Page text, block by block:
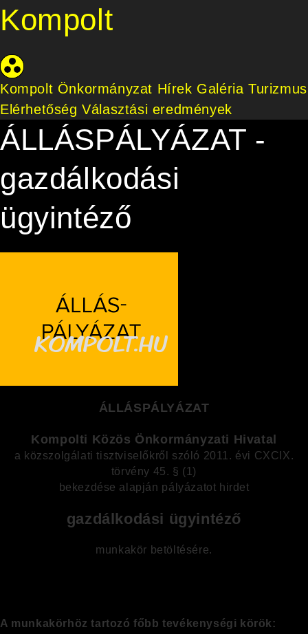
Kompolt
Kompolt Önkormányzat Hírek Galéria Turizmus
Elérhetőség Választási eredmények
ÁLLÁSPÁLYÁZAT -
gazdálkodási
ügyintéző
ÁLLÁSPÁLYÁZAT
Kompolti Közös Önkormányzati Hivatal
a közszolgálati tisztviselőkről szóló 2011. évi CXCIX.
törvény 45. § (1)
bekezdése alapján pályázatot hirdet
gazdálkodási ügyintéző
munkakör betöltésére.
A munkakörhöz tartozó főbb tevékenységi körök: